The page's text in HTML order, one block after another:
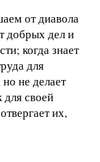
от диавола
добрых дел и
когда знает
для
не делает
для своей
их,